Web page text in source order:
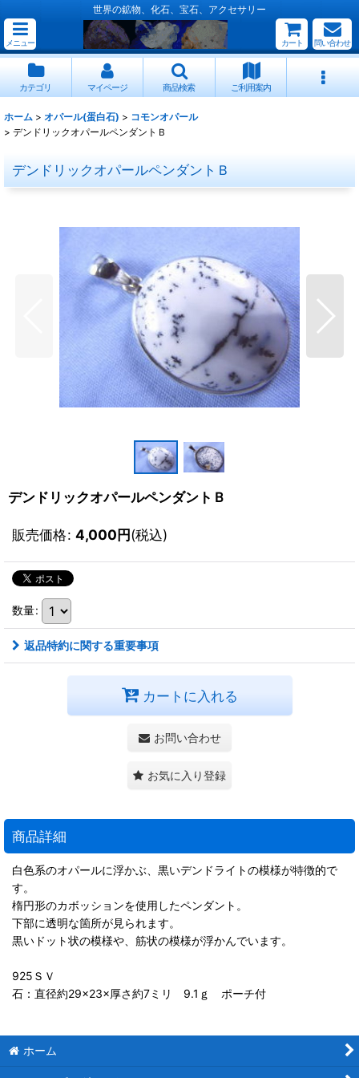
世界の鉱物、化石、宝石、アクセサリー
メニュー カート 問い合わせ
カテゴリ マイページ 商品検索 ご利用案内
ホーム > オパール(蛋白石) > コモンオパール
> デンドリックオパールペンダントＢ
デンドリックオパールペンダントＢ
デンドリックオパールペンダントＢ
販売価格: 4,000円(税込)
数量:
返品特約に関する重要事項
カートに入れる
お問い合わせ
お気に入り登録
商品詳細
白色系のオパールに浮かぶ、黒いデンドライトの模様が特徴的で
す。
楕円形のカボッションを使用したペンダント。
下部に透明な箇所が見られます。
黒いドット状の模様や、筋状の模様が浮かんでいます。
925ＳＶ
石：直径約29×23×厚さ約7ミリ 9.1ｇ ポーチ付
ホーム